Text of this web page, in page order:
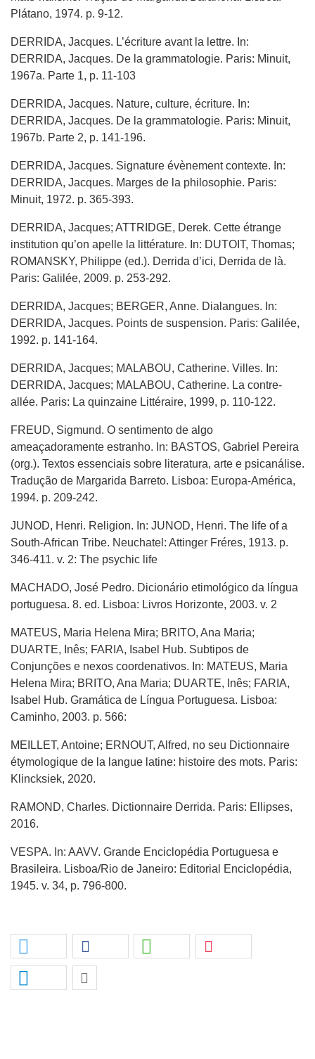
Plátano, 1974. p. 9-12.
DERRIDA, Jacques. L’écriture avant la lettre. In:
DERRIDA, Jacques. De la grammatologie. Paris: Minuit,
1967a. Parte 1, p. 11-103
DERRIDA, Jacques. Nature, culture, écriture. In:
DERRIDA, Jacques. De la grammatologie. Paris: Minuit,
1967b. Parte 2, p. 141-196.
DERRIDA, Jacques. Signature évènement contexte. In:
DERRIDA, Jacques. Marges de la philosophie. Paris:
Minuit, 1972. p. 365-393.
DERRIDA, Jacques; ATTRIDGE, Derek. Cette étrange
institution qu’on apelle la littérature. In: DUTOIT, Thomas;
ROMANSKY, Philippe (ed.). Derrida d’ici, Derrida de là.
Paris: Galilée, 2009. p. 253-292.
DERRIDA, Jacques; BERGER, Anne. Dialangues. In:
DERRIDA, Jacques. Points de suspension. Paris: Galilée,
1992. p. 141-164.
DERRIDA, Jacques; MALABOU, Catherine. Villes. In:
DERRIDA, Jacques; MALABOU, Catherine. La contre-
allée. Paris: La quinzaine Littéraire, 1999, p. 110-122.
FREUD, Sigmund. O sentimento de algo
ameaçadoramente estranho. In: BASTOS, Gabriel Pereira
(org.). Textos essenciais sobre literatura, arte e psicanálise.
Tradução de Margarida Barreto. Lisboa: Europa-América,
1994. p. 209-242.
JUNOD, Henri. Religion. In: JUNOD, Henri. The life of a
South-African Tribe. Neuchatel: Attinger Fréres, 1913. p.
346-411. v. 2: The psychic life
MACHADO, José Pedro. Dicionário etimológico da língua
portuguesa. 8. ed. Lisboa: Livros Horizonte, 2003. v. 2
MATEUS, Maria Helena Mira; BRITO, Ana Maria;
DUARTE, Inês; FARIA, Isabel Hub. Subtipos de
Conjunções e nexos coordenativos. In: MATEUS, Maria
Helena Mira; BRITO, Ana Maria; DUARTE, Inês; FARIA,
Isabel Hub. Gramática de Língua Portuguesa. Lisboa:
Caminho, 2003. p. 566:
MEILLET, Antoine; ERNOUT, Alfred, no seu Dictionnaire
étymologique de la langue latine: histoire des mots. Paris:
Klincksiek, 2020.
RAMOND, Charles. Dictionnaire Derrida. Paris: Ellipses,
2016.
VESPA. In: AAVV. Grande Enciclopédia Portuguesa e
Brasileira. Lisboa/Rio de Janeiro: Editorial Enciclopédia,
1945. v. 34, p. 796-800.